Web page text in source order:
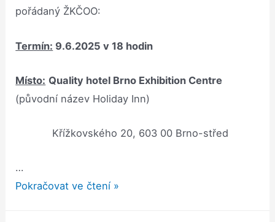
pořádaný ŽKČOO:
Termín: 9.6.2025 v 18 hodin
Místo: Quality hotel Brno Exhibition Centre
(původní název Holiday Inn)
Křížkovského 20, 603 00 Brno-střed
…
Seminář
Pokračovat ve čtení »